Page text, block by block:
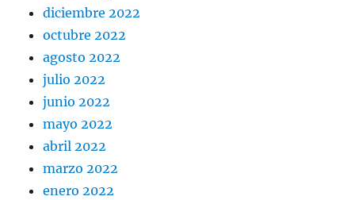
diciembre 2022
octubre 2022
agosto 2022
julio 2022
junio 2022
mayo 2022
abril 2022
marzo 2022
enero 2022